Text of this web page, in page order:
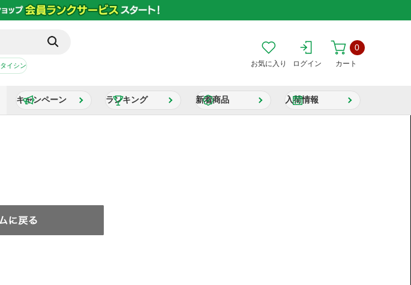
イシン お気に入り ログイン カート
0
キャンペーン ランキング 新着商品 入荷情報